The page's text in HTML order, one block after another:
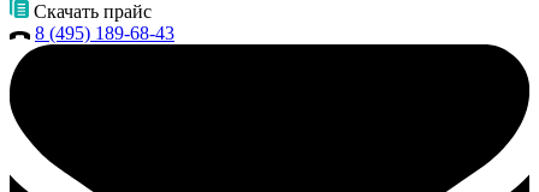
Скачать прайс
8 (495) 189-68-43